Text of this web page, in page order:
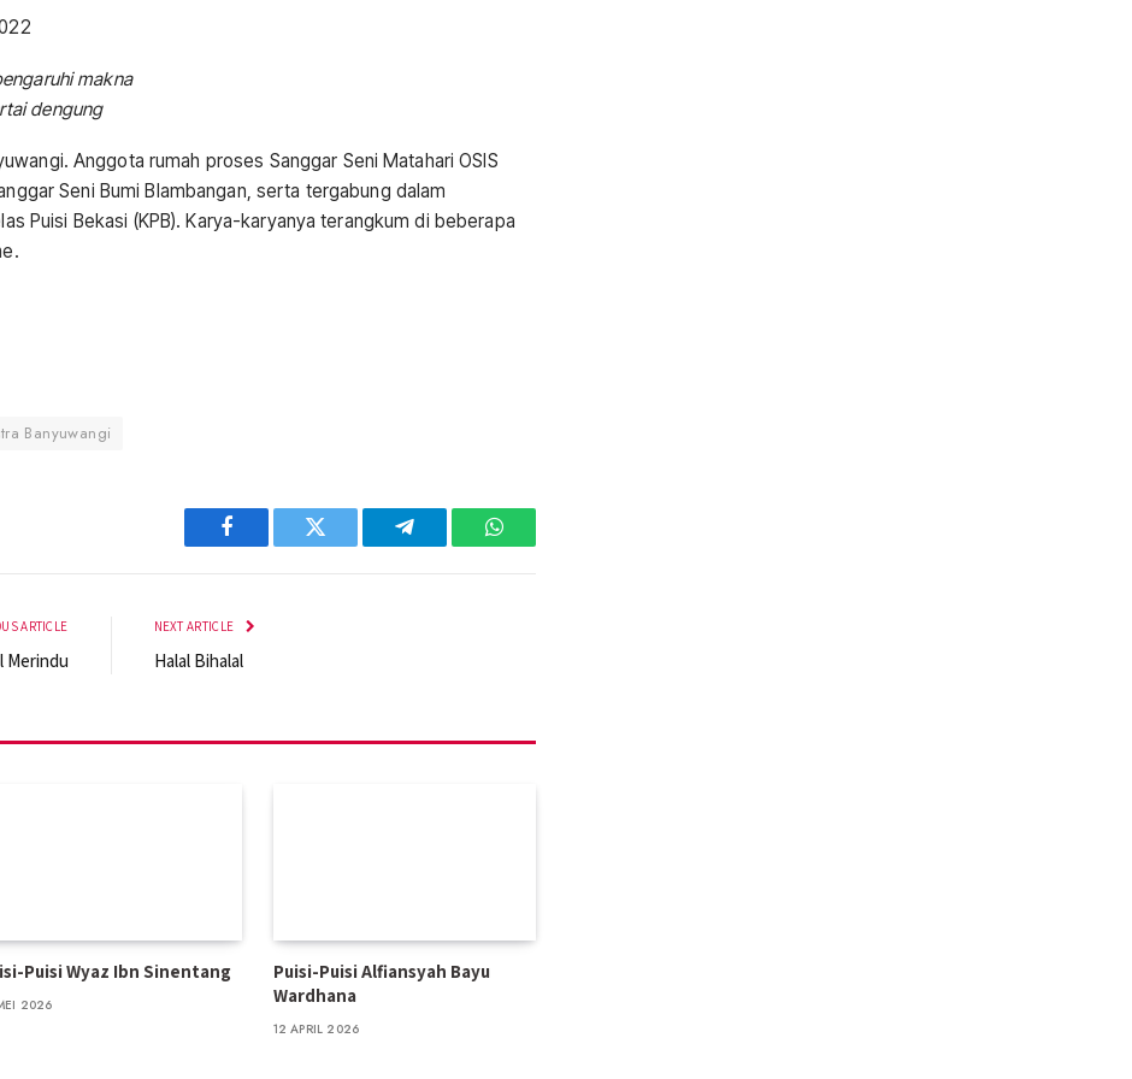
makna
dengung
Anggota rumah proses Sanggar Seni Matahari OSIS
Seni Bumi Blambangan, serta tergabung dalam
Puisi Bekasi (KPB). Karya-karyanya terangkum di beberapa
Banyuwangi
Facebook Twitter Telegram WhatsApp
ARTICLE
Merindu
NEXT ARTICLE
Halal Bihalal
Puisi Wyaz Ibn Sinentang
2026
Puisi-Puisi Alfiansyah Bayu
Wardhana
12 APRIL 2026